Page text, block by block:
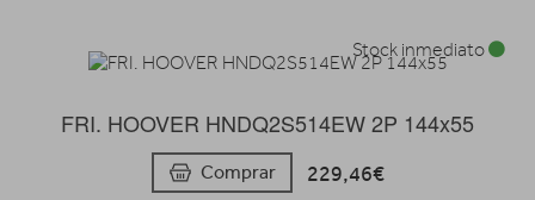
FRI. HOOVER HNDQ2S514EW 2P 144x55
Comprar 229,46€
Stock inmediato